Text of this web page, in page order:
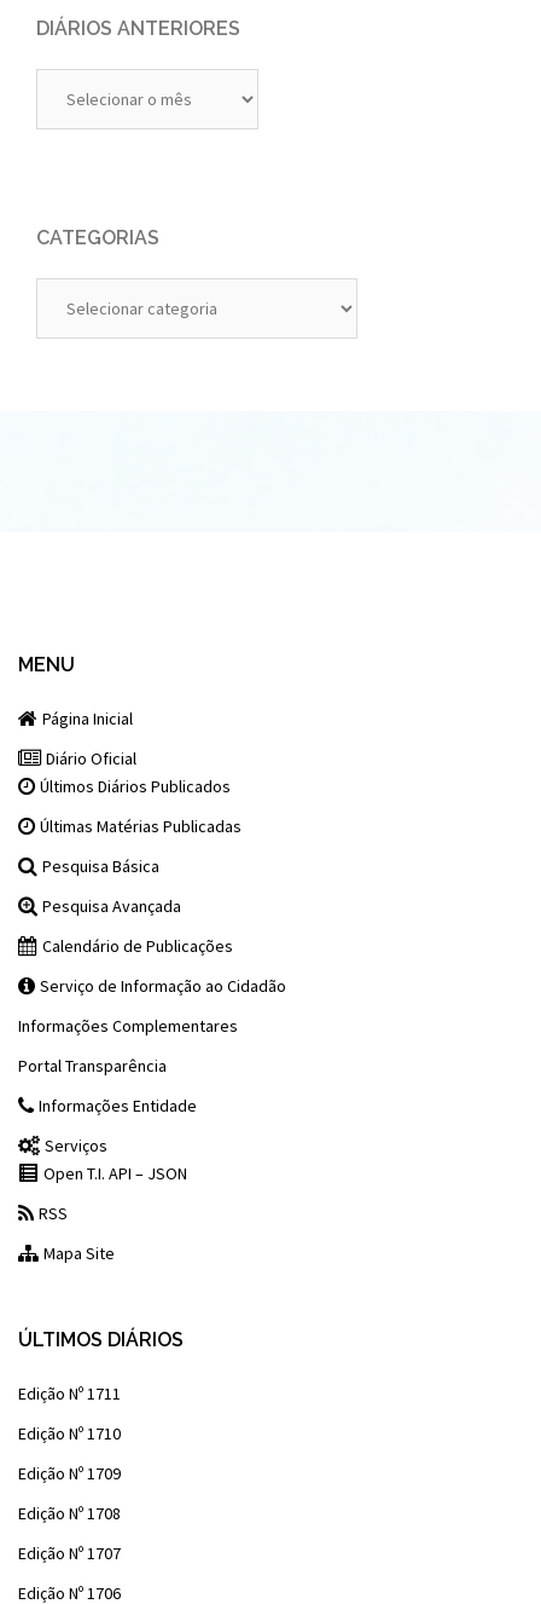
DIÁRIOS ANTERIORES
Anteriores
CATEGORIAS
MENU
Página Inicial
Diário Oficial
Últimos Diários Publicados
Últimas Matérias Publicadas
Pesquisa Básica
Pesquisa Avançada
Calendário de Publicações
Serviço de Informação ao Cidadão
Informações Complementares
Portal Transparência
Informações Entidade
Serviços
Open T.I. API – JSON
RSS
Mapa Site
ÚLTIMOS DIÁRIOS
Edição Nº 1711
Edição Nº 1710
Edição Nº 1709
Edição Nº 1708
Edição Nº 1707
Edição Nº 1706